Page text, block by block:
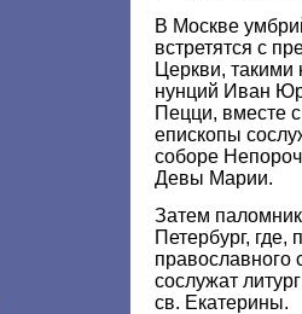
В Москве
встретятся с
Церкви, такими
нунций Иван
Пецци, вместе
епископы
соборе
Девы Марии.
Затем
Петербург,
православного
сослужат
св. Екатерины.